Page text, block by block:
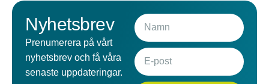
Nyhetsbrev
Prenumerera på vårt
nyhetsbrev och få våra
senaste uppdateringar.